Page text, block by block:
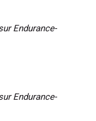
Endurance-
Endurance-